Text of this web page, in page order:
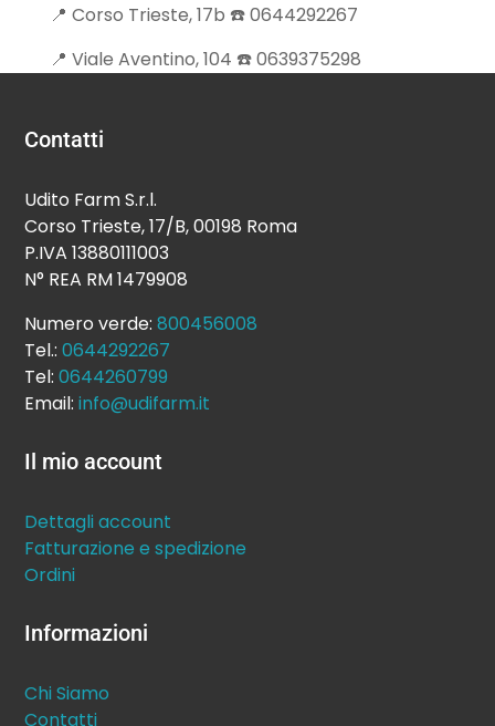
📍 Corso Trieste, 17b ☎️ 0644292267
📍 Viale Aventino, 104 ☎️ 0639375298
Contatti
Udito Farm S.r.l.
Corso Trieste, 17/B, 00198 Roma
P.IVA 13880111003
N° REA RM 1479908
Numero verde:800456008
Tel.:0644292267
Tel:0644260799
Email:info@udifarm.it
Il mio account
Dettagli account
Fatturazione e spedizione
Ordini
Informazioni
Chi Siamo
Contatti